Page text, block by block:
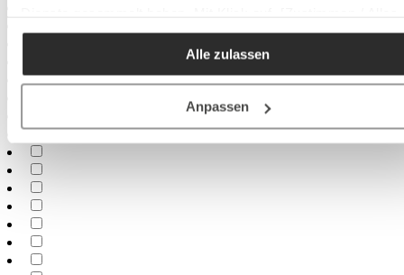
akzeptieren / etc.]“ erteilen Sie Ihre Einwilligung auch in die
Weitergabe über Ihr Verhalten in unserem Shop an unseren
Partner, die shopware AG (Ebbinghoff 10, 48624
Deutschland), die diese Daten Ihnen nicht persönlich
Produktverbesserungen, Marktverhaltensanalysen)
darf.
Alle zulassen
Anpassen